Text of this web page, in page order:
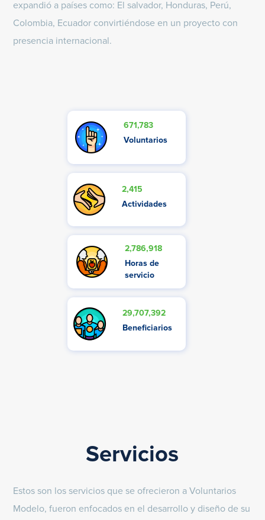
expandió a países como: El salvador, Honduras, Perú,
Colombia, Ecuador convirtiéndose en un proyecto con
presencia internacional.
671,783
Voluntarios
2,415
Actividades
2,786,918
Horas de
servicio
29,707,392
Beneficiarios
Servicios
Estos son los servicios que se ofrecieron a Voluntarios
Modelo, fueron enfocados en el desarrollo y diseño de su